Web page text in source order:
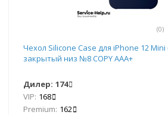
(0)
Чехол Silicone Case для iPhone 12
закрытый низ №8 COPY AAA+
Дилер: 174
VIP: 168
Premium: 162